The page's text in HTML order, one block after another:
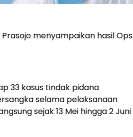
menyampaikan hasil Ops
33 kasus tindak pidana
selama pelaksanaan
sejak 13 Mei hingga 2 Juni